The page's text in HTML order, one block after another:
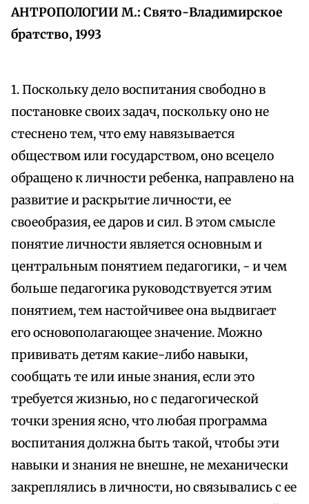
АНТРОПОЛОГИИ М.: Свято-Владимирское
братство, 1993
1. Поскольку дело воспитания свободно в
постановке своих задач, поскольку оно не
стеснено тем, что ему навязывается
обществом или государством, оно всецело
обращено к личности ребенка, направлено на
развитие и раскрытие личности, ее
своеобразия, ее даров и сил. В этом смысле
понятие личности является основным и
центральным понятием педагогики, - и чем
больше педагогика руководствуется этим
понятием, тем настойчивее она выдвигает
его основополагающее значение. Можно
прививать детям какие-либо навыки,
сообщать те или иные знания, если это
требуется жизнью, но с педагогической
точки зрения ясно, что любая программа
воспитания должна быть такой, чтобы эти
навыки и знания не внешне, не механически
закреплялись в личности, но связывались с ее